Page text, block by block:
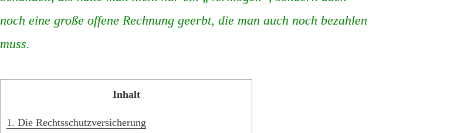
noch eine große offene Rechnung geerbt, die man auch noch bezahlen
muss.
Inhalt
1. Die Rechtsschutzversicherung